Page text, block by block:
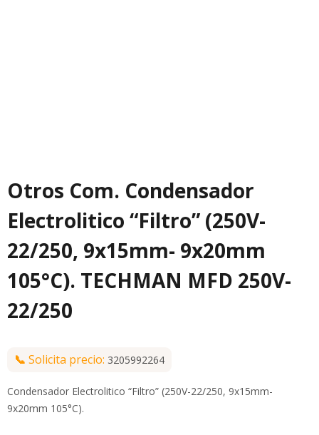
Otros Com. Condensador
Electrolitico “Filtro” (250V-
22/250, 9x15mm- 9x20mm
105°C). TECHMAN MFD 250V-
22/250
📞 Solicita precio: 3205992264
Condensador Electrolitico “Filtro” (250V-22/250, 9x15mm-
9x20mm 105°C).